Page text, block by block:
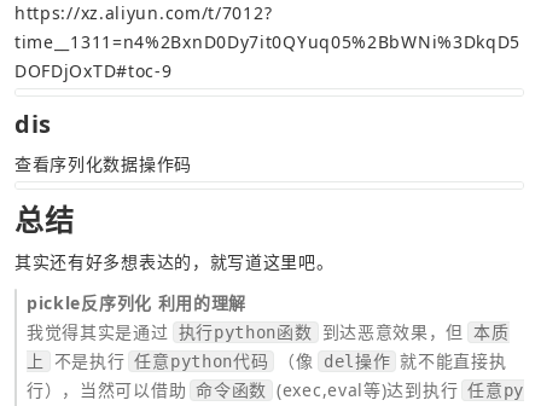
https://xz.aliyun.com/t/7012?
time__1311=n4%2BxnD0Dy7it0QYuq05%2BbWNi%3DkqD5
DOFDjOxTD#toc-9
dis
查看序列化数据操作码
总结
其实还有好多想表达的，就写道这里吧。
pickle反序列化 利用的理解
我觉得其实是通过
执行python函数 到达恶意效果，但
本质
上
不是执行 任意python代码 （像 del操作 就不能直接执
行），当然可以借助 命令函数 (exec,eval等)达到执行 任意py